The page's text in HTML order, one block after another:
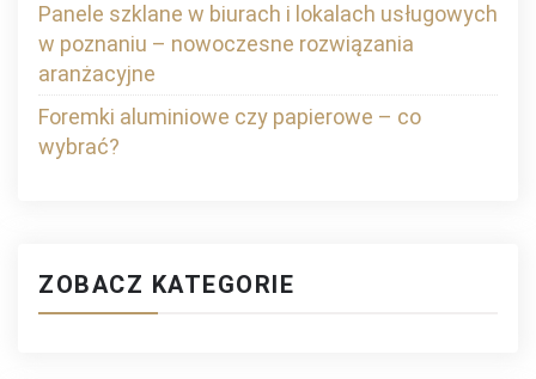
Panele szklane w biurach i lokalach usługowych
w poznaniu – nowoczesne rozwiązania
aranżacyjne
Foremki aluminiowe czy papierowe – co
wybrać?
ZOBACZ KATEGORIE